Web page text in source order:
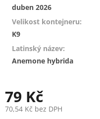
duben 2026
Velikost kontejneru:
K9
Latinský název:
Anemone hybrida
79 Kč
70,54 Kč bez DPH